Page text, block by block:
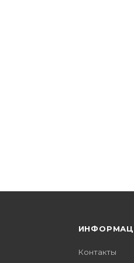
Контакты